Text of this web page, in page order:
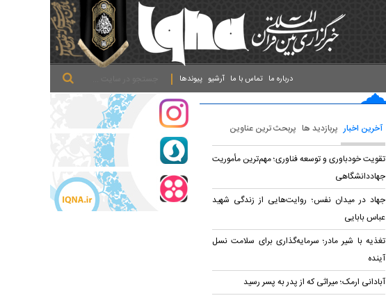
پیوندها آرشیو تماس با ما درباره ما
آخرین اخبار پربازدید ها پربحث ترین عناوین
تقویت خودباوری و توسعه فناوری؛ مهم‌ترین مأموریت
جهاددانشگاهی
جهاد در میدان نفس؛ روایت‌هایی از زندگی شهید
عباس بابایی
تغذیه با شیر مادر؛ سرمایه‌گذاری برای سلامت نسل
آینده
آبادانی ارمک؛ میراثی که از پدر به پسر رسید